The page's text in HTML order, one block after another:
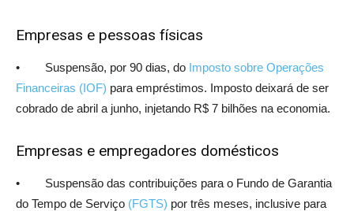
Empresas e pessoas físicas
• Suspensão, por 90 dias, do Imposto sobre Operações
Financeiras (IOF) para empréstimos. Imposto deixará de ser
cobrado de abril a junho, injetando R$ 7 bilhões na economia.
Empresas e empregadores domésticos
• Suspensão das contribuições para o Fundo de Garantia
do Tempo de Serviço (FGTS) por três meses, inclusive para